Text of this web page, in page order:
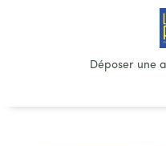
Déposer une